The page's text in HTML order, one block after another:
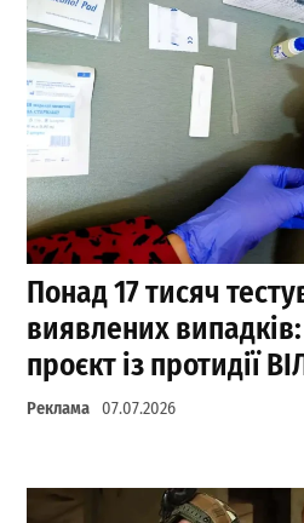
Понад 17 тисяч
виявлених
проєкт із протидії
Реклама 07.07.2026